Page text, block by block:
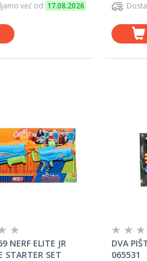
već od 17.08.2026
NERF ELITE JR
STARTER SET
DVA
065531